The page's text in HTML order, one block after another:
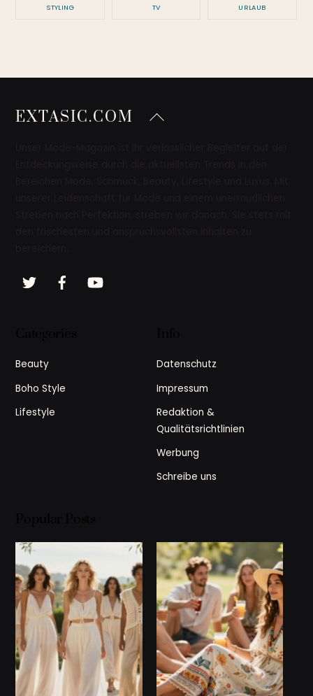
STYLING TV URLAUB
Back
EXTASIC.COM
Twitter
Beauty
Boho Style
Lifestyle
Datenschutz
Impressum
Redaktion &
Qualitätsrichtlinien
Werbung
Schreibe uns